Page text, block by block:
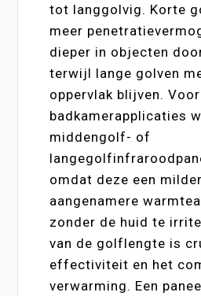
tot langgolvig. Korte
meer
dieper in objecten
terwijl lange golven
oppervlak blijven. Voor
badkamerapplicaties
middengolf- of
omdat deze een
aangenamere
zonder de huid te
van de golflengte is
effectiviteit en het
verwarming. Een